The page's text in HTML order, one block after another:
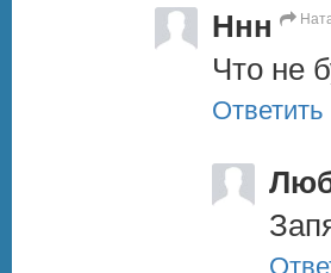
Ннн
Что не
Ответить